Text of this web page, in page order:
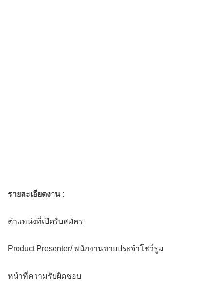
รายละเอียดงาน :
ตำแหน่งที่เปิดรับสมัคร
Product Presenter/ พนักงานขายประจำโชว์รูม
หน้าที่ความรับผิดชอบ